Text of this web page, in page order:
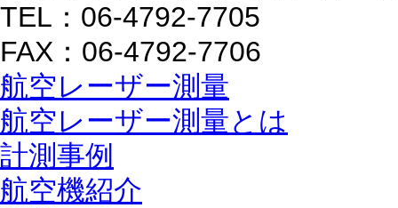
TEL：06-4792-7705
FAX：06-4792-7706
航空レーザー測量
航空レーザー測量とは
計測事例
航空機紹介